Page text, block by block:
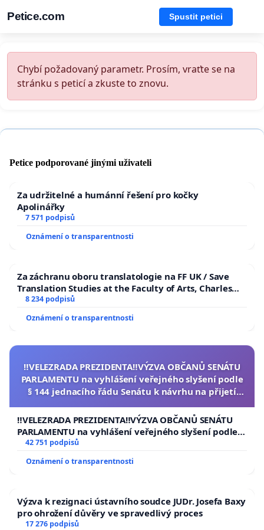
Petice.com Spustit petici
Chybí požadovaný parametr. Prosím, vraťte se na
stránku s peticí a zkuste to znovu.
Petice podporované jinými uživateli
Za udržitelné a humánní řešení pro kočky
Apolinářky
7 571 podpisů
Oznámení o transparentnosti
Za záchranu oboru translatologie na FF UK / Save
Translation Studies at the Faculty of Arts, Charles
University
8 234 podpisů
Oznámení o transparentnosti
‼️VELEZRADA PREZIDENTA‼️VÝZVA OBČANŮ SENÁTU
PARLAMENTU na vyhlášení veřejného slyšení podle
§ 144 jednacího řádu Senátu k návrhu na přijetí
republiky
‼️VELEZRADA PREZIDENTA‼️VÝZVA OBČANŮ SENÁTU
PARLAMENTU na vyhlášení veřejného slyšení podle §
144 jednacího řádu Senátu k návrhu na přijetí
usnesení k podání ústavní žaloby na prezidenta
republiky
42 751 podpisů
Oznámení o transparentnosti
Výzva k rezignaci ústavního soudce JUDr. Josefa Baxy
pro ohrožení důvěry ve spravedlivý proces
17 276 podpisů